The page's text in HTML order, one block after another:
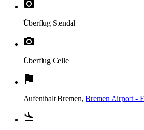
Überflug Stendal
Überflug Celle
Aufenthalt Bremen, Bremen Airport -